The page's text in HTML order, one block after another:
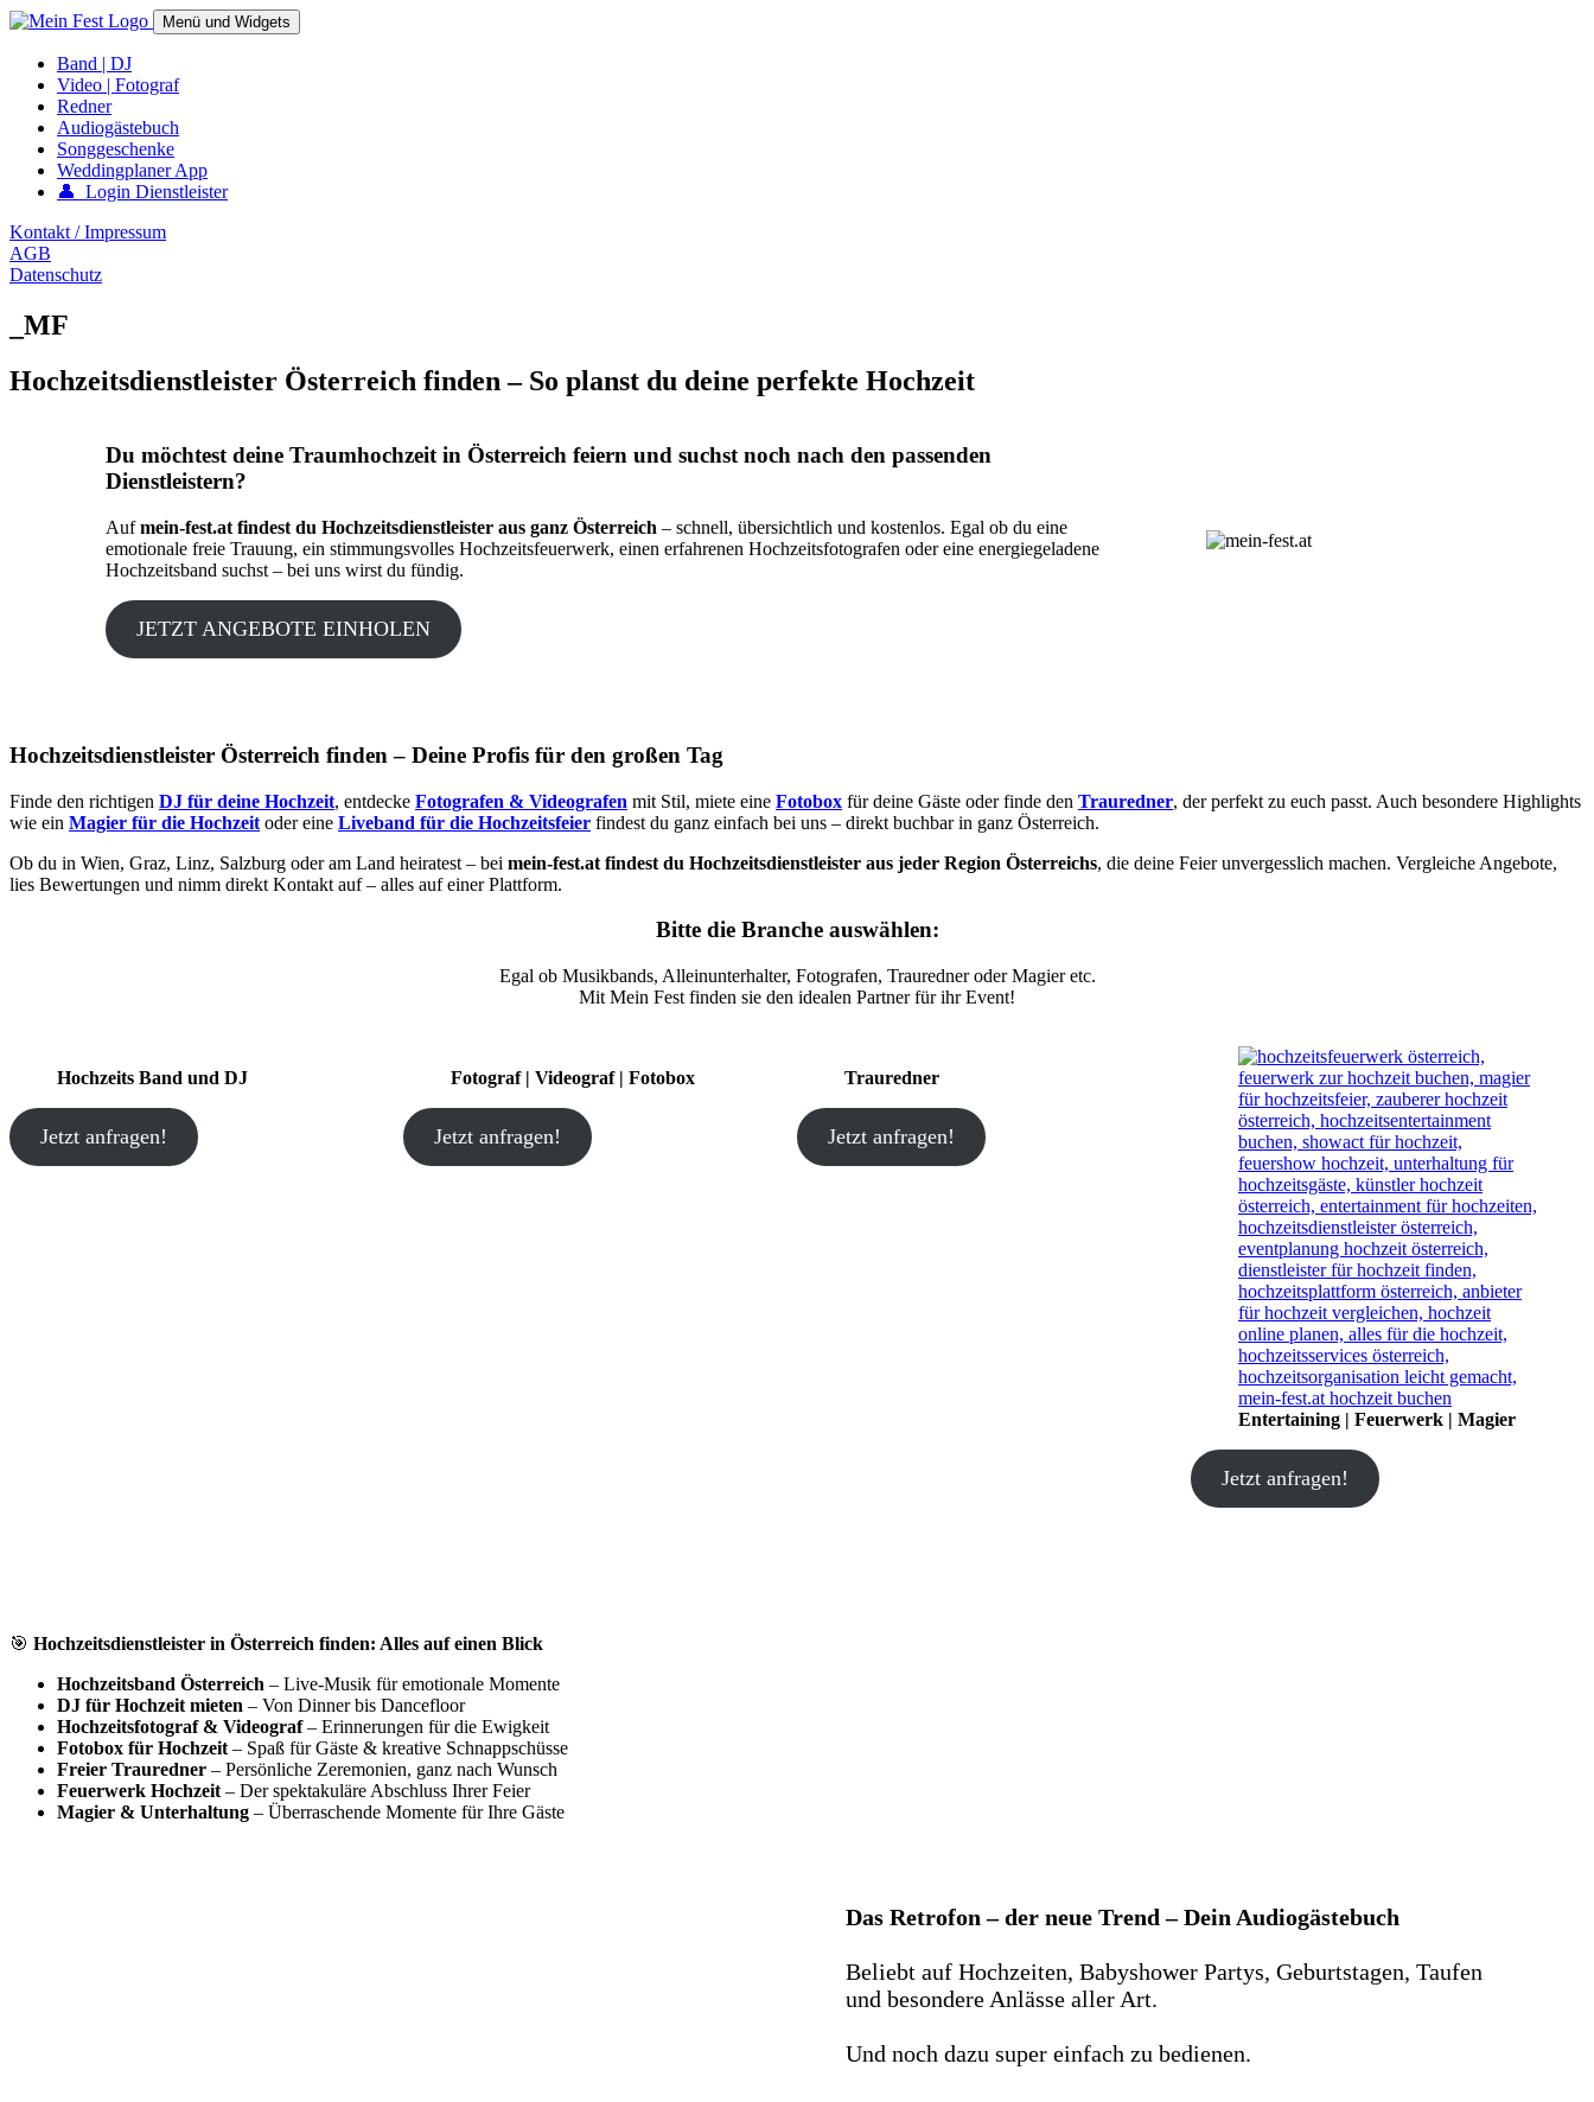
Springe
Inhalt
mein-fest.at – Band / Fotograf für Hochzeit oder Fest buchen!
Menü und Widgets
Band | DJ
Video | Fotograf
Redner
Audiogästebuch
Songgeschenke
Weddingplaner App
👤 Login Dienstleister
Kontakt / Impressum
AGB
Datenschutz
_MF
Hochzeitsdienstleister Österreich finden – So planst du deine perfekte Hochzeit
Du möchtest deine Traumhochzeit in Österreich feiern und suchst noch nach den passenden
Dienstleistern?
Aufmein-fest.at findest du Hochzeitsdienstleister aus ganz Österreich – schnell, übersichtlich und kostenlos. Egal ob du eine
emotionale freie Trauung, ein stimmungsvolles Hochzeitsfeuerwerk, einen erfahrenen Hochzeitsfotografen oder eine energiegeladene
Hochzeitsband suchst – bei uns wirst du fündig.
JETZT ANGEBOTE EINHOLEN
Hochzeitsdienstleister Österreich finden – Deine Profis für den großen Tag
Finde den richtigen DJ für deine Hochzeit, entdecke Fotografen & Videografen mit Stil, miete eine Fotobox für deine Gäste oder finde den Trauredner, der perfekt zu euch passt. Auch besondere Highlights
wie ein Magier für die Hochzeit oder eine Liveband für die Hochzeitsfeier findest du ganz einfach bei uns – direkt buchbar in ganz Österreich.
Ob du in Wien, Graz, Linz, Salzburg oder am Land heiratest – bei mein-fest.at findest du Hochzeitsdienstleister aus jeder Region Österreichs, die deine Feier unvergesslich machen. Vergleiche Angebote,
lies Bewertungen und nimm direkt Kontakt auf – alles auf einer Plattform.
Bitte die Branche auswählen:
Egal ob Musikbands, Alleinunterhalter, Fotografen, Trauredner oder Magier etc.
Mit Mein Fest finden sie den idealen Partner für ihr Event!
Hochzeits Band und DJ
Jetzt anfragen!
Fotograf | Videograf | Fotobox
Jetzt anfragen!
Trauredner
Jetzt anfragen!
Entertaining | Feuerwerk | Magier
Jetzt anfragen!
🎯 Hochzeitsdienstleister in Österreich finden: Alles auf einen Blick
Hochzeitsband Österreich – Live-Musik für emotionale Momente
DJ für Hochzeit mieten – Von Dinner bis Dancefloor
Hochzeitsfotograf & Videograf– Erinnerungen für die Ewigkeit
Fotobox für Hochzeit – Spaß für Gäste & kreative Schnappschüsse
Freier Trauredner – Persönliche Zeremonien, ganz nach Wunsch
Feuerwerk Hochzeit – Der spektakuläre Abschluss Ihrer Feier
Magier & Unterhaltung – Überraschende Momente für Ihre Gäste
Das Retrofon – der neue Trend – Dein Audiogästebuch
Beliebt auf Hochzeiten, Babyshower Partys, Geburtstagen, Taufen
und besondere Anlässe aller Art.
Und noch dazu super einfach zu bedienen.